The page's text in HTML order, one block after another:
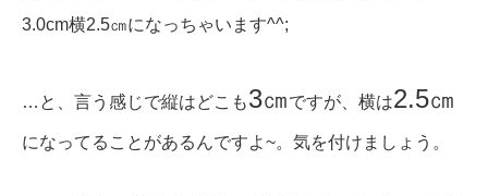
3.0cm横2.5㎝になっちゃいます^^;
…と、言う感じで縦はどこも3㎝ですが、横は2.5㎝
になってることがあるんですよ~。気を付けましょう。